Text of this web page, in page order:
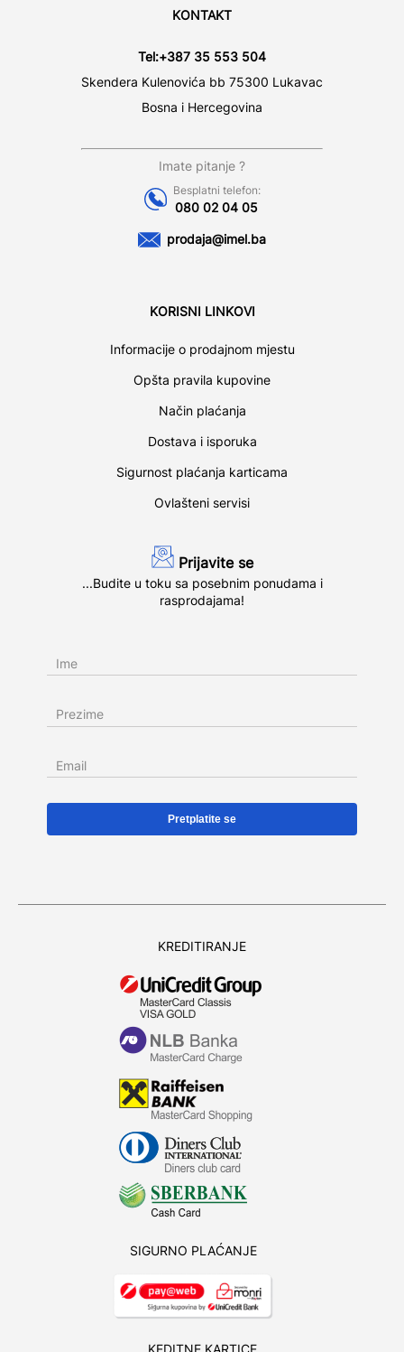
KONTAKT
Tel:+387 35 553 504
Skendera Kulenovića bb 75300 Lukavac
Bosna i Hercegovina
Imate pitanje ?
Besplatni telefon:
080 02 04 05
prodaja@imel.ba
KORISNI LINKOVI
Informacije o prodajnom mjestu
Opšta pravila kupovine
Način plaćanja
Dostava i isporuka
Sigurnost plaćanja karticama
Ovlašteni servisi
Prijavite se
...Budite u toku sa posebnim ponudama i
rasprodajama!
Ime
Prezime
Email
KREDITIRANJE
SIGURNO PLAĆANJE